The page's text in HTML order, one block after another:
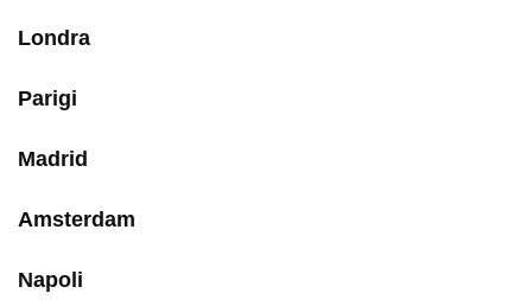
Londra
Parigi
Madrid
Amsterdam
Napoli